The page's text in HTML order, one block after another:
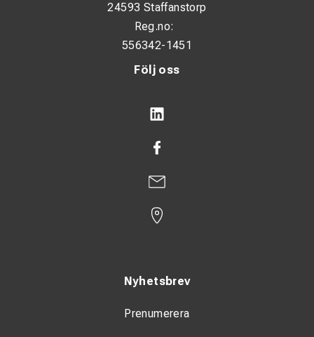
Följ oss
Nyhetsbrev
Prenumerera
24593 Staffanstorp
Reg.no:
556342-1451